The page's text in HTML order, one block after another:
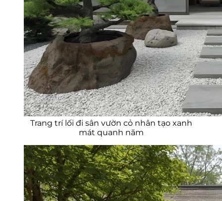
Trang trí lối đi sân vườn cỏ nhân tạo xanh
mát quanh năm